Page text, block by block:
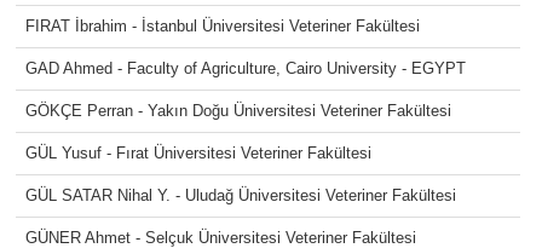
FIRAT İbrahim - İstanbul Üniversitesi Veteriner Fakültesi
GAD Ahmed - Faculty of Agriculture, Cairo University - EGYPT
GÖKÇE Perran - Yakın Doğu Üniversitesi Veteriner Fakültesi
GÜL Yusuf - Fırat Üniversitesi Veteriner Fakültesi
GÜL SATAR Nihal Y. - Uludağ Üniversitesi Veteriner Fakültesi
GÜNER Ahmet - Selçuk Üniversitesi Veteriner Fakültesi